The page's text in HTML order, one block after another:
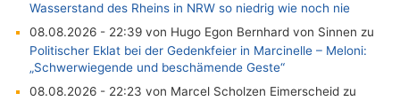
Wasserstand des Rheins in NRW so niedrig wie noch nie
08.08.2026 - 22:39 von Hugo Egon Bernhard von Sinnen zu
Politischer Eklat bei der Gedenkfeier in Marcinelle – Meloni:
„Schwerwiegende und beschämende Geste“
08.08.2026 - 22:23 von Marcel Scholzen Eimerscheid zu